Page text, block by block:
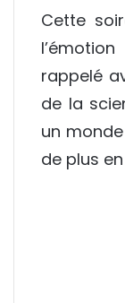
Cette
rappelé
de la
un
de plus